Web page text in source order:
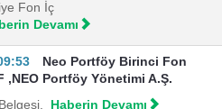
Fon İç
Devamı
Neo Portföy Birinci Fon
,NEO Portföy Yönetimi A.Ş.
Haberin Devamı